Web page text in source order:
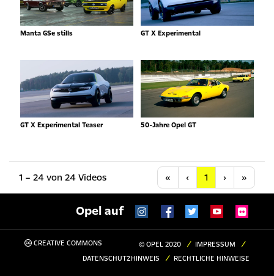
Manta GSe stills GT X Experimental
GT X Experimental Teaser 50-Jahre Opel GT
1 – 24 von 24 Videos « Anfang
‹ Vorherige
1 ›Nächste
»
Opel auf
CREATIVE COMMONS © OPEL 2020
IMPRESSUM
DATENSCHUTZHINWEIS
RECHTLICHE HINWEISE